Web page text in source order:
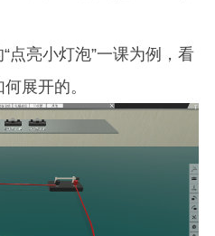
亮小灯泡”一课为例，看
展开的。